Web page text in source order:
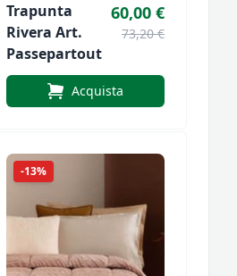
Trapunta
Rivera Art.
Passepartout
60,00 €
73,20 €
Acquista
-13%